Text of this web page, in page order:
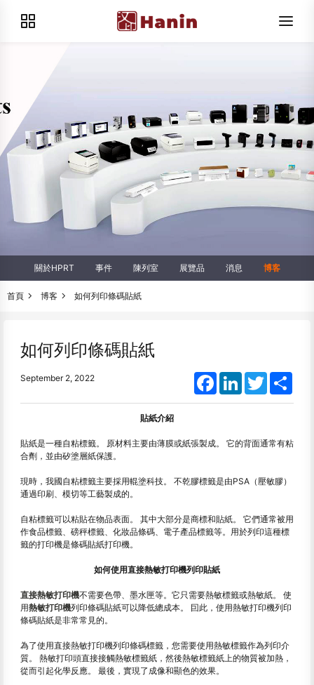
關於HPRT 事件 陳列室 展覽品 消息 博客
首頁 博客 如何列印條碼貼紙
如何列印條碼貼紙
September 2, 2022 FacebookLinkedInTwitter
貼紙介紹
貼紙是一種自粘標籤。 原材料主要由薄膜或紙張製成。 它的背面通常有粘
合劑，並由矽塗層紙保護。
現時，我國自粘標籤主要採用輥塗科技。 不乾膠標籤是由PSA（壓敏膠）
通過印刷、模切等工藝製成的。
自粘標籤可以粘貼在物品表面。 其中大部分是商標和貼紙。 它們通常被用
作食品標籤、磅秤標籤、化妝品條碼、電子產品標籤等。用於列印這種標
籤的打印機是條碼貼紙打印機。
如何使用直接熱敏打印機列印貼紙
直接熱敏打印機不需要色帶、墨水匣等。它只需要熱敏標籤或熱敏紙。 使
用熱敏打印機列印條碼貼紙可以降低總成本。 囙此，使用熱敏打印機列印
條碼貼紙是非常常見的。
為了使用直接熱敏打印機列印條碼標籤，您需要使用熱敏標籤作為列印介
質。 熱敏打印頭直接接觸熱敏標籤紙，然後熱敏標籤紙上的物質被加熱，
從而引起化學反應。 最後，實現了成像和顯色的效果。